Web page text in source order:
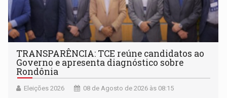
TRANSPARÊNCIA: TCE reúne candidatos ao
Governo e apresenta diagnóstico sobre
Rondônia
Eleições 2026 08 de Agosto de 2026 às 08:15